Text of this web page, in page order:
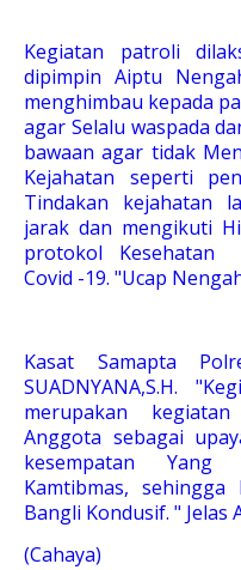
Kegiatan patroli
dipimpin Aiptu
menghimbau kepada
agar Selalu waspada
bawaan agar tidak
Kejahatan seperti
Tindakan kejahatan
jarak dan mengikuti
protokol Kesehatan
Covid -19. "Ucap
Kasat Samapta
SUADNYANA,S.H.
merupakan
Anggota sebagai
kesempatan Yang
Kamtibmas,
Bangli Kondusif. " Jelas
(Cahaya)